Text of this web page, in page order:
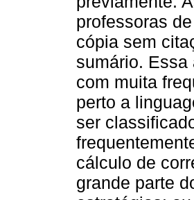
professoras
cópia sem
sumário. Essa
com muita
perto a
ser
cálculo de
grande parte